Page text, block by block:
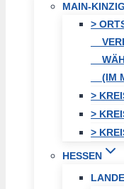
MAIN-
>
(IM
>
>
>
HESSEN